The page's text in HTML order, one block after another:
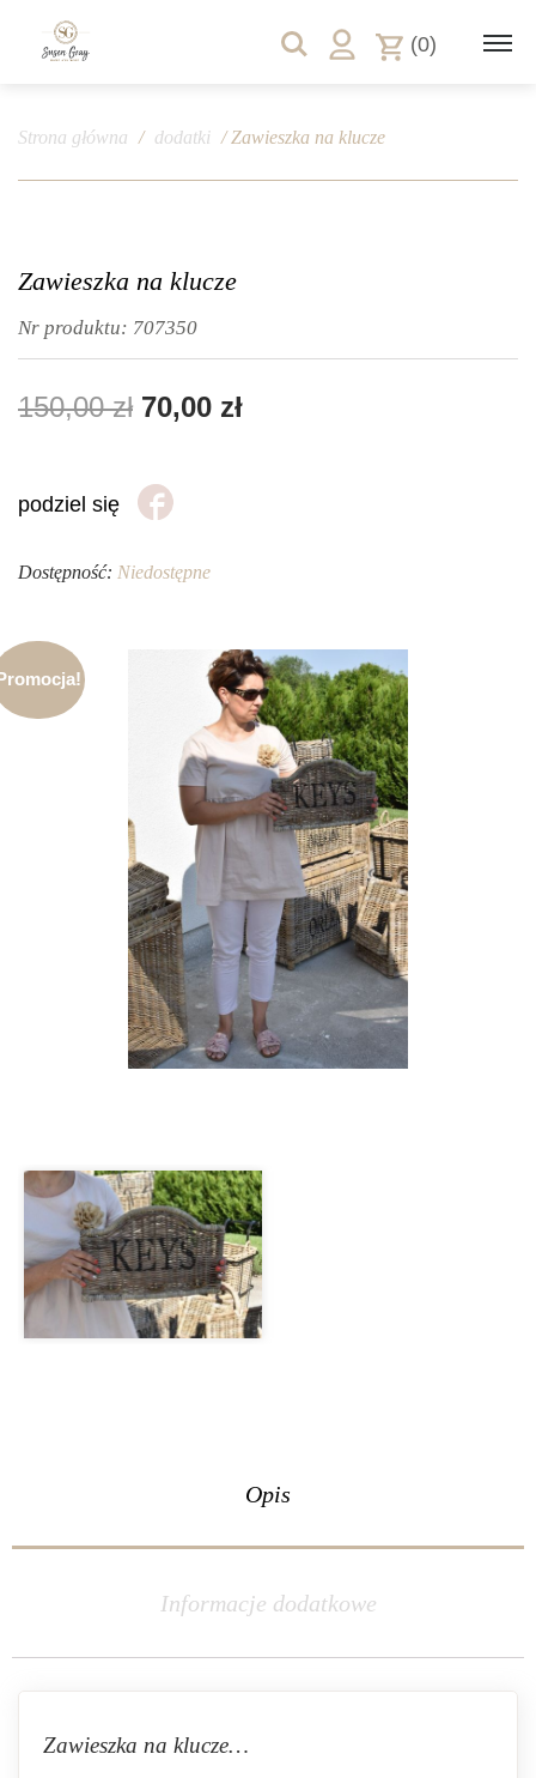
(0)
Strona główna / dodatki / Zawieszka na klucze
Zawieszka na klucze
Nr produktu: 707350
150,00zł 70,00 zł
podziel się
Dostępność: Niedostępne
Opis
Informacje dodatkowe
Zawieszka na klucze…